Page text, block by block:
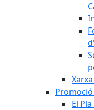
El